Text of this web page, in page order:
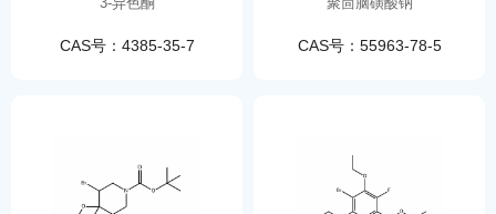
CAS号：4385-35-7 CAS号：55963-78-5